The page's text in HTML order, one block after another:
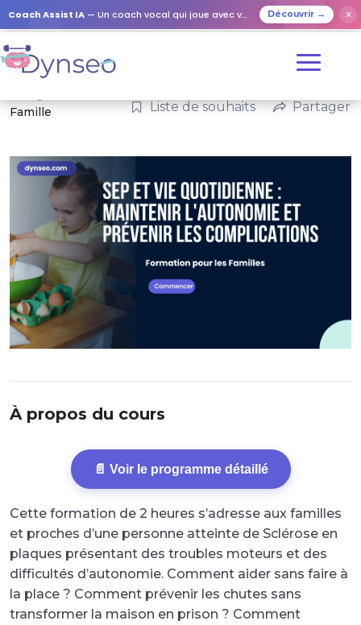
Coach Assist IA — Un coach vocal qui joue avec vos proches Découvrir → ✕
Famille
Liste de souhaits Partager
À propos du cours
📄 Voir le programme détaillé
Cette formation de 2 heures s’adresse aux familles
et proches d’une personne atteinte de Sclérose en
plaques présentant des troubles moteurs et des
difficultés d’autonomie. Comment aider sans faire à
la place ? Comment prévenir les chutes sans
transformer la maison en prison ? Comment